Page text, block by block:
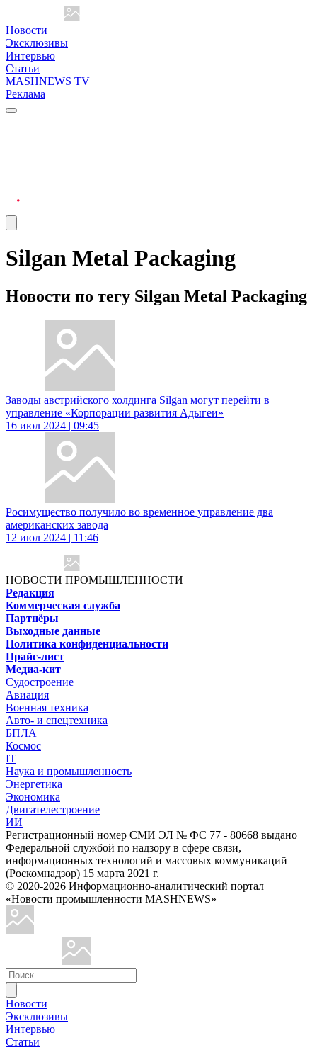
Новости
Эксклюзивы
Интервью
Статьи
MASHNEWS TV
Реклама
Silgan Metal Packaging
Новости по тегу Silgan Metal Packaging
Заводы австрийского холдинга Silgan могут перейти в
управление «Корпорации развития Адыгеи»
16 июл 2024 | 09:45
Росимущество получило во временное управление два
американских завода
12 июл 2024 | 11:46
НОВОСТИ ПРОМЫШЛЕННОСТИ
Редакция
Коммерческая служба
Партнёры
Выходные данные
Политика конфиденциальности
Прайс-лист
Медиа-кит
Судостроение
Авиация
Военная техника
Авто- и спецтехника
БПЛА
Космос
IT
Наука и промышленность
Энергетика
Экономика
Двигателестроение
ИИ
Регистрационный номер СМИ ЭЛ № ФС 77 - 80668 выдано
Федеральной службой по надзору в сфере связи,
информационных технологий и массовых коммуникаций
(Роскомнадзор) 15 марта 2021 г.
© 2020-2026 Информационно-аналитический портал
«Новости промышленности MASHNEWS»
Новости
Эксклюзивы
Интервью
Статьи